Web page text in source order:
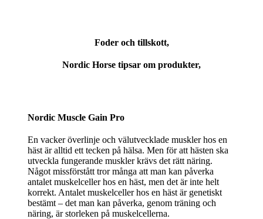
Foder och tillskott,
Nordic Horse tipsar om produkter,
Nordic Muscle Gain Pro
En vacker överlinje och välutvecklade muskler hos en
häst är alltid ett tecken på hälsa. Men för att hästen ska
utveckla fungerande muskler krävs det rätt näring.
Något missförstått tror många att man kan påverka
antalet muskelceller hos en häst, men det är inte helt
korrekt. Antalet muskelceller hos en häst är genetiskt
bestämt – det man kan påverka, genom träning och
näring, är storleken på muskelcellerna.